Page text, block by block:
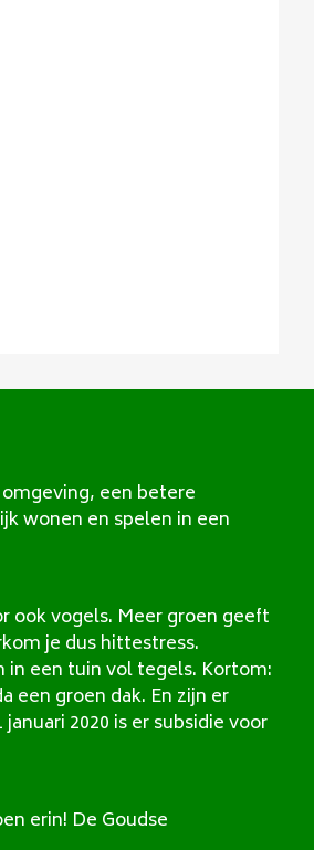
een betere
wonen en spelen in een
ook vogels. Meer groen geeft
je dus hittestress.
een tuin vol tegels. Kortom:
een groen dak. En zijn er
2020 is er subsidie voor
erin! De Goudse